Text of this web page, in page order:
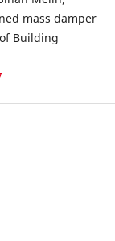
mass damper
Building